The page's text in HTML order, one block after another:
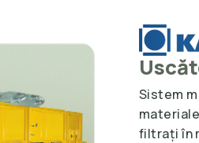
Sistem
filtrați în